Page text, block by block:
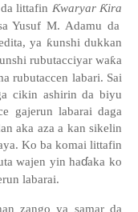
littafin Ƙwaryar Ƙira
Yusuf M. Adamu da
ya ƙunshi dukkan
unshi rubutacciyar waƙa
rubutaccen labari. Sai
cikin ashirin da biyu
gajerun labarai daga
aka aza a kan sikelin
Ko ba komai littafin
wajen yin haɗaka ko
labarai.
zango ya samar da